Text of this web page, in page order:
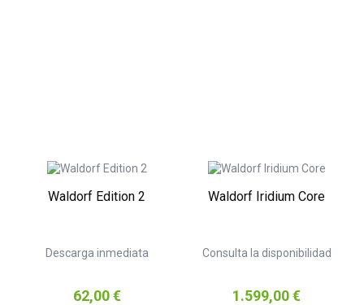
Waldorf Edition 2
Descarga inmediata
Precio
62,00 €
Waldorf Iridium Core
Consulta la disponibilidad
Precio
1.599,00 €